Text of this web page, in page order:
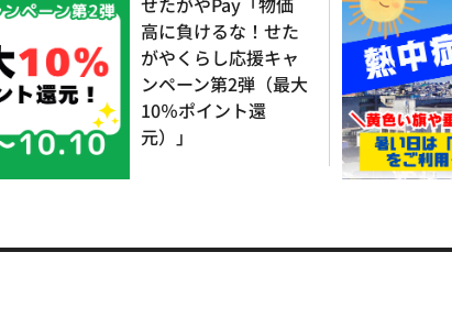
高に負けるな！せた
がやくらし応援キャ
ンペーン第2弾（最大
10％ポイント還
元）」